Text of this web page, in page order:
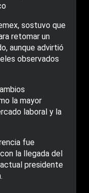
sostuvo que
retomar un
aunque advirtió
observados
la mayor
laboral y la
fue
la llegada del
presidente